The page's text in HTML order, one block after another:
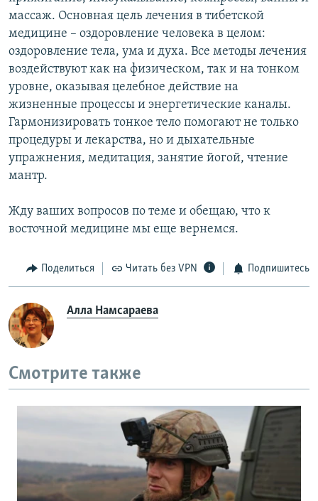
массаж. Основная цель лечения в тибетской
медицине – оздоровление человека в целом:
оздоровление тела, ума и духа. Все методы лечения
воздействуют как на физическом, так и на тонком
уровне, оказывая целебное действие на
жизненные процессы и энергетические каналы.
Гармонизировать тонкое тело помогают не только
процедуры и лекарства, но и дыхательные
упражнения, медитация, занятие йогой, чтение
мантр.
Жду ваших вопросов по теме и обещаю, что к
восточной медицине мы еще вернемся.
Поделиться Читать без VPN Подпишитесь
Алла Намсараева
Смотрите также